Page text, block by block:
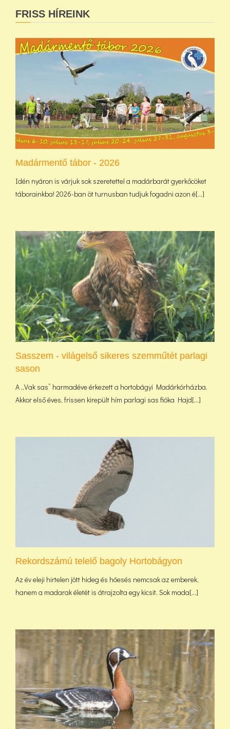
FRISS HÍREINK
Madármentő tábor - 2026
Idén nyáron is várjuk sok szeretettel a madárbarát gyerkőcöket
táborainkba! 2026-ban öt turnusban tudjuk fogadni azon é[...]
Sasszem - világelső sikeres szemműtét parlagi
sason
A „Vak sas” harmadéve érkezett a hortobágyi Madárkórházba.
Akkor első éves, frissen kirepült hím parlagi sas fióka Hajd[...]
Rekordszámú telelő bagoly Hortobágyon
Az év eleji hirtelen jött hideg és hóesés nemcsak az emberek,
hanem a madarak életét is átrajzolta egy kicsit. Sok mada[...]